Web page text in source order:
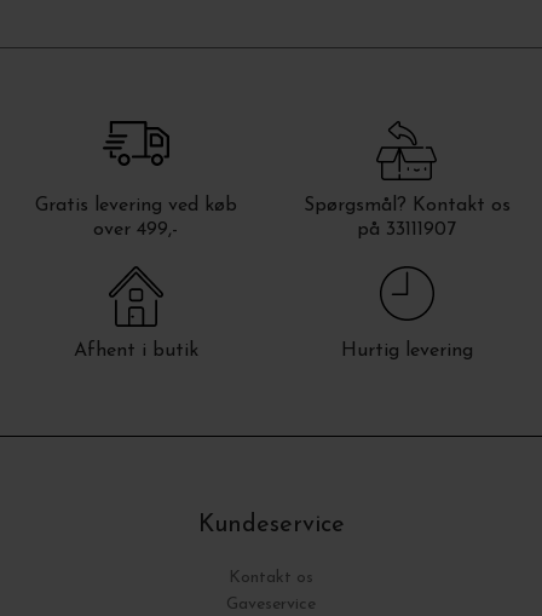
Gratis levering ved køb
over 499,-
Spørgsmål? Kontakt os
på 33111907
Afhent i butik Hurtig levering
Kundeservice
Kontakt os
Gaveservice